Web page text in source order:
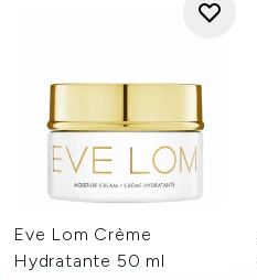
Eve Lom Crème
Hydratante 50 ml